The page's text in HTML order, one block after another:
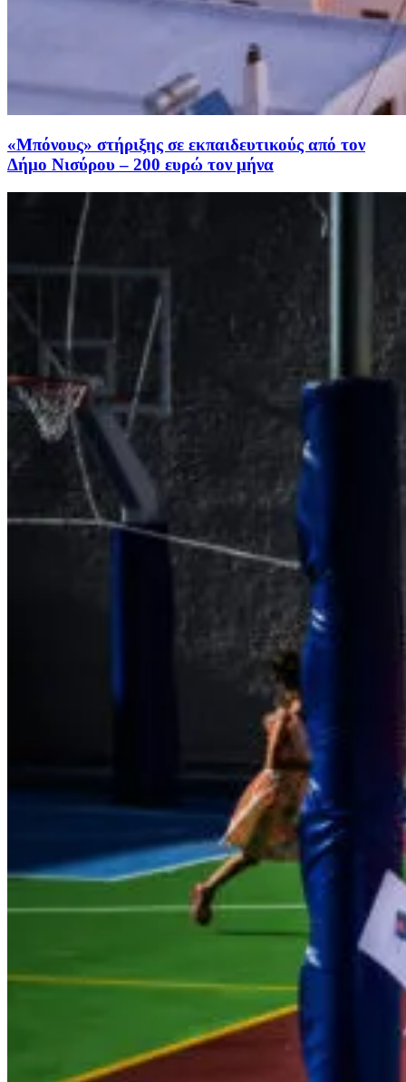
«Μπόνους» στήριξης σε εκπαιδευτικούς από τον
Δήμο Νισύρου – 200 ευρώ τον μήνα